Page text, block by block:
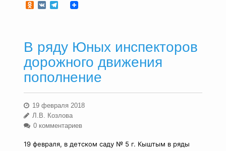
Odnoklassniki
VKTelegram
В ряду Юных инспекторов
дорожного движения
пополнение
19 февраля 2018
Л.В. Козлова
0 комментариев
19 февраля, в детском саду № 5 г. Кыштым в ряды